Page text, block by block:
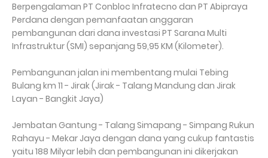
Berpengalaman PT Conbloc Infratecno dan PT Abipraya
Perdana dengan pemanfaatan anggaran
pembangunan dari dana investasi PT Sarana Multi
Infrastruktur (SMI) sepanjang 59,95 KM (Kilometer).
Pembangunan jalan ini membentang mulai Tebing
Bulang km 11 - Jirak (Jirak - Talang Mandung dan Jirak
Layan - Bangkit Jaya)
Jembatan Gantung - Talang Simapang - Simpang Rukun
Rahayu - Mekar Jaya dengan dana yang cukup fantastis
yaitu 188 Milyar lebih dan pembangunan ini dikerjakan